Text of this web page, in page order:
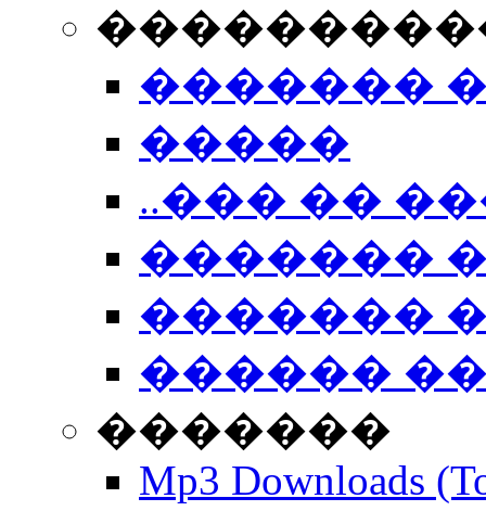
�������
�����
..��� ��
�������
�������
������
�������
Mp3 Downloads